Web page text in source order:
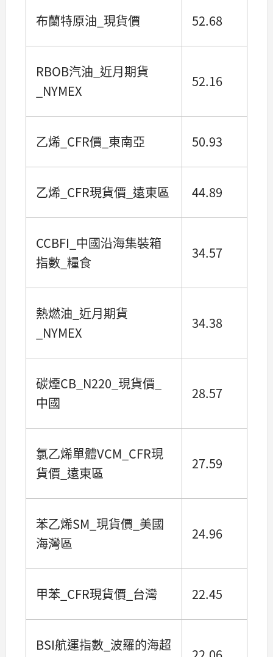
布蘭特原油_現貨價 52.68
RBOB汽油_近月期貨
_NYMEX
52.16
乙烯_CFR價_東南亞 50.93
乙烯_CFR現貨價_遠東區 44.89
CCBFI_中國沿海集裝箱
指數_糧食
34.57
熱燃油_近月期貨
_NYMEX
34.38
碳煙CB_N220_現貨價_
中國
28.57
氯乙烯單體VCM_CFR現
貨價_遠東區
27.59
苯乙烯SM_現貨價_美國
海灣區
24.96
甲苯_CFR現貨價_台灣 22.45
BSI航運指數_波羅的海超